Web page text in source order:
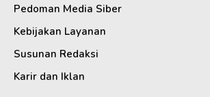
Pedoman Media Siber
Kebijakan Layanan
Susunan Redaksi
Karir dan Iklan